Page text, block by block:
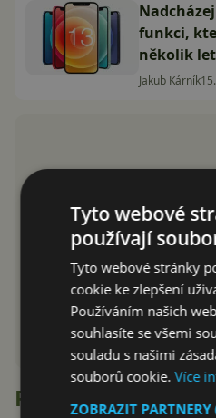
funkci,
několik let
Jakub Kárník
Recenze
Tyto webové
používají
Tyto webové stránky
cookie ke zlepšení
Používáním našich
souhlasíte se všemi
souladu s našimi
souborů cookie.Více
ZOBRAZIT PARTNERY